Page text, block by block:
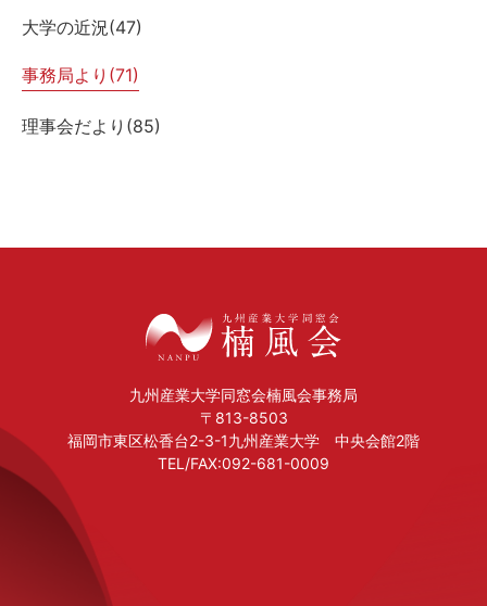
大学の近況(47)
事務局より(71)
理事会だより(85)
九州産業大学同窓会楠風会事務局
〒813-8503
福岡市東区松香台2-3-1九州産業大学 中央会館2階
TEL/FAX:092-681-0009